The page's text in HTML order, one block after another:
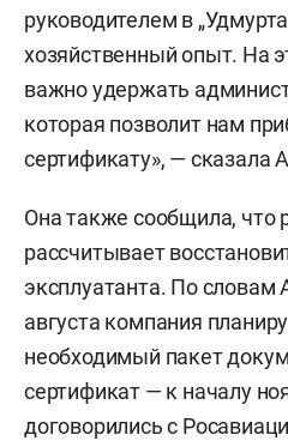
руководителем в
хозяйственный опыт. На
важно удержать
которая позволит нам
сертификату», — сказала
Она также сообщила, что
рассчитывает
эксплуатанта. По словам
августа компания
необходимый пакет
сертификат — к началу
договорились с